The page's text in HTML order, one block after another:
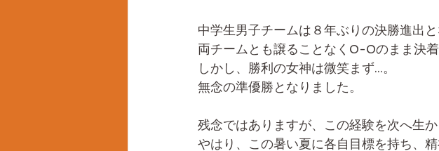
中学生男子チームは８年ぶりの決勝進出と
両チームとも譲ることなく0-0のまま決着
しかし、勝利の女神は微笑まず...。
無念の準優勝となりました。
残念ではありますが、この経験を次へ生
やはり、この暑い夏に各自目標を持ち、